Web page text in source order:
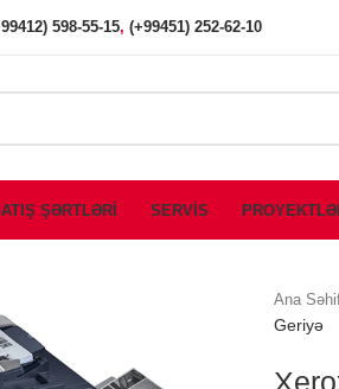
598-55-15, (+99451) 252-62-10
ŞƏRTLƏRİ SERVİS
Ana
Geriyə